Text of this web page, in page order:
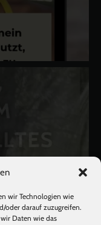
wir Technologien wie
oder darauf zuzugreifen.
Daten wie das